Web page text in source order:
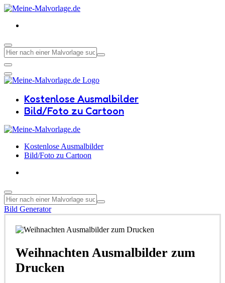
Kostenlose Ausmalbilder
Bild/Foto zu Cartoon
Kostenlose Ausmalbilder
Bild/Foto zu Cartoon
Bild Generator
Weihnachten Ausmalbilder zum
Drucken